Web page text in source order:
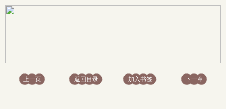
上一页 返回目录 加入书签 下一章